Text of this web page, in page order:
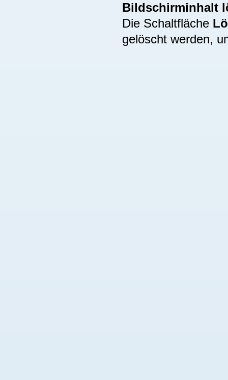
Bildschirminhalt
Die Schaltfläche
gelöscht werden,